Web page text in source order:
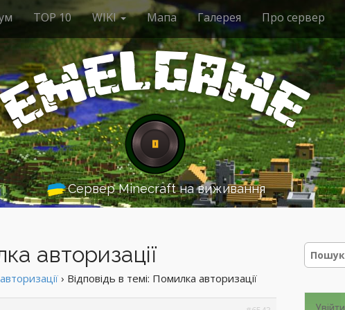
ТОР 10 WIKI Мапа Галерея Про сервер
melGame
Сервер Minecraft на виживання
авторизації
› Відповідь в темі: Помилка авторизації
Р
е
у